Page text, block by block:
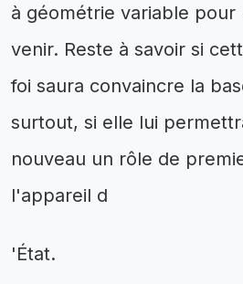
à géométrie variable pour
venir. Reste à savoir si
foi saura convaincre la
surtout, si elle lui
nouveau un rôle de
l'appareil d
'État.